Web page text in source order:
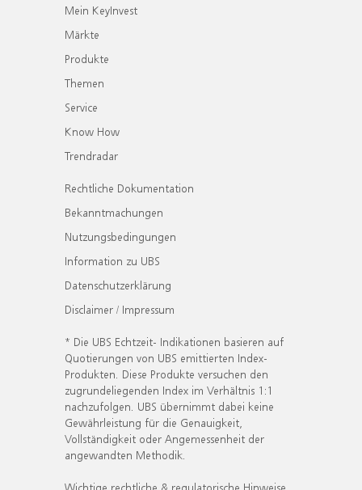
Mein KeyInvest
Märkte
Produkte
Themen
Service
Know How
Trendradar
Rechtliche Dokumentation
Bekanntmachungen
Nutzungsbedingungen
Information zu UBS
Datenschutzerklärung
Disclaimer / Impressum
* Die UBS Echtzeit- Indikationen basieren auf
Quotierungen von UBS emittierten Index-
Produkten. Diese Produkte versuchen den
zugrundeliegenden Index im Verhältnis 1:1
nachzufolgen. UBS übernimmt dabei keine
Gewährleistung für die Genauigkeit,
Vollständigkeit oder Angemessenheit der
angewandten Methodik.